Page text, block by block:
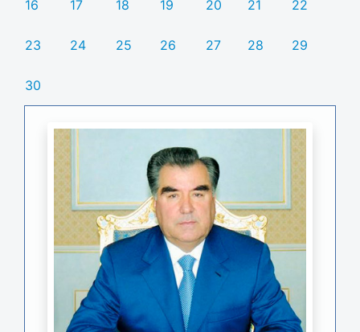
16 17 18 19 20 21 22
23 24 25 26 27 28 29
30